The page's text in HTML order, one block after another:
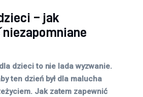
– jak
dzieci to nie lada wyzwanie.
ten dzień był dla malucha
Jak zatem zapewnić